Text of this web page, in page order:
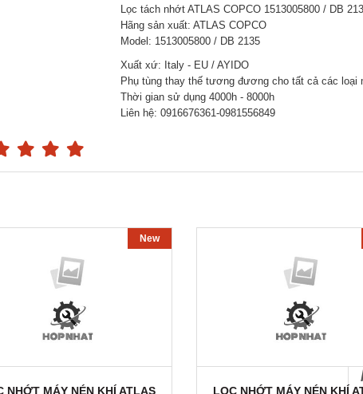
Lọc tách nhớt ATLAS COPCO 1513005800 / DB
Hãng sản xuất: ATLAS COPCO
Model: 1513005800 / DB 2135
Xuất xứ: Italy - EU / AYIDO
Phụ tùng thay thế tương đương cho tất cả các loại
Thời gian sử dụng 4000h - 8000h
Liên hệ: 0916676361-0981556849
New
NHỚT MÁY NÉN KHÍ ATLAS
LỌC NHỚT MÁY NÉN KHÍ